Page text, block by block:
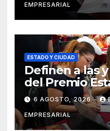
EMPRESARIAL
ESTADO Y CIUDAD
Definen a las
del Premio
Juventudes
6 AGOSTO, 2026
EMPRESARIAL